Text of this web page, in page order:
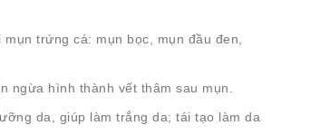
trứng cá: mụn bọc, mụn đầu đen,
ngừa hình thành vết thâm sau mụn.
da, giúp làm trắng da; tái tạo làm da